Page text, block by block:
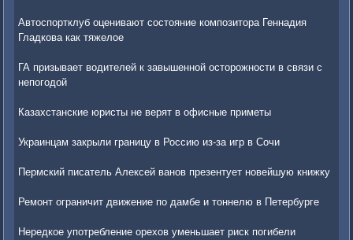
Автоспортклуб оценивают состояние композитора Геннадия
Гладкова как тяжелое
ГА призывает водителей к завышенной осторожности в связи с
непогодой
Казахстанские юристы не верят в офисные приметы
Украинцам закрыли границу в Россию из-за игр в Сочи
Пермский писатель Алексей ванов презентует новейшую книжку
Ремонт ограничит движение по дамбе и тоннелю в Петербурге
Нередкое употребление орехов уменьшает риск погибели